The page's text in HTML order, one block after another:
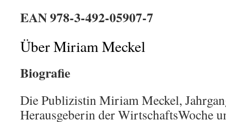
EAN 978-3-492-05907-7
Über Miriam Meckel
Biografie
Die Publizistin Miriam Meckel,
Herausgeberin der WirtschaftsWoche